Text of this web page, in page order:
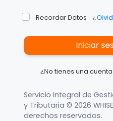
Recordar Datos
Iniciar
¿No tienes una
Servicio Integral de
y Tributaria © 2026
derechos reservados.